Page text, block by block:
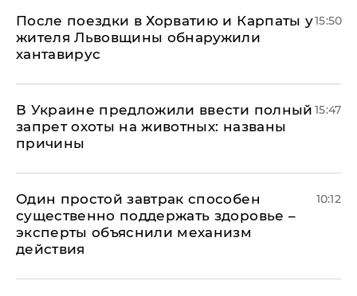
После поездки в Хорватию и Карпаты у
жителя Львовщины обнаружили
хантавирус
15:50
В Украине предложили ввести полный
запрет охоты на животных: названы
причины
15:47
Один простой завтрак способен
существенно поддержать здоровье –
эксперты объяснили механизм
действия
10:12